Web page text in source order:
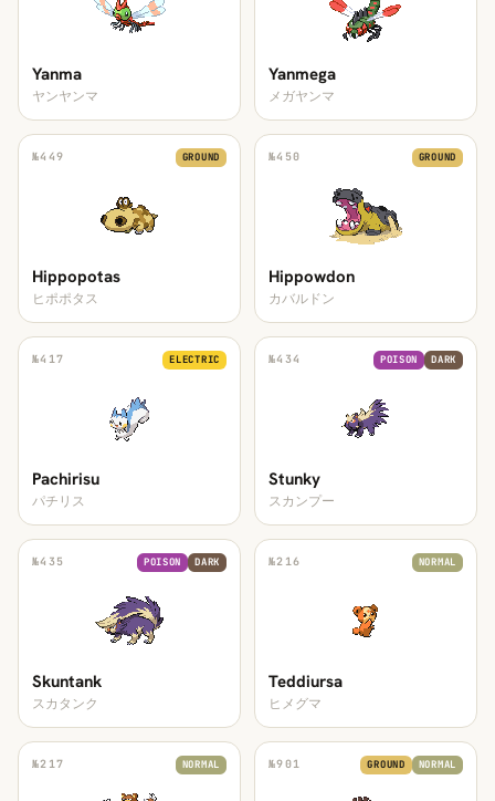
Yanma
ヤンヤンマ
Yanmega
メガヤンマ
№449 GROUND
Hippopotas
ヒポポタス
№450 GROUND
Hippowdon
カバルドン
№417 ELECTRIC
Pachirisu
パチリス
№434 POISON DARK
Stunky
スカンプー
№435 POISON DARK
Skuntank
スカタンク
№216 NORMAL
Teddiursa
ヒメグマ
№217 NORMAL №901 GROUND NORMAL